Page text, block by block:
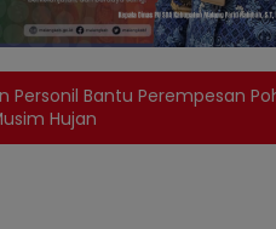
Personil Bantu Perempesan
Hujan